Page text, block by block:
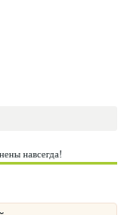
навсегда!